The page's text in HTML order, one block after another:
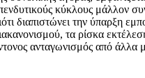
κύκλους μάλλον
διαπιστώνει την ύπαρξη
τα ρίσκα
ανταγωνισμός από άλλα